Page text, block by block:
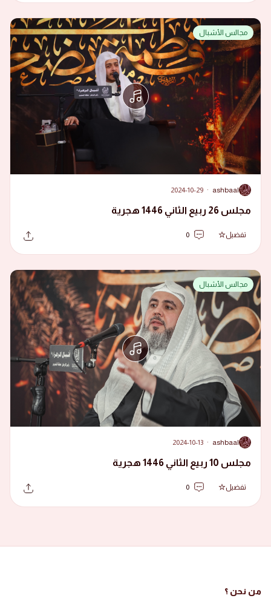
مجالس الأشبال
A
ashbaal
·
2024-10-29
مجلس 26 ربيع الثاني 1446 هجرية
تفضيل 0
مجالس الأشبال
A
ashbaal
·
2024-10-13
مجلس 10 ربيع الثاني 1446 هجرية
تفضيل 0
من نحن ؟